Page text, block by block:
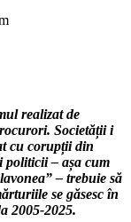
realizat de
Societății i
cu corupții din
politicii – așa cum
– trebuie să
se găsesc în
2005-2025.